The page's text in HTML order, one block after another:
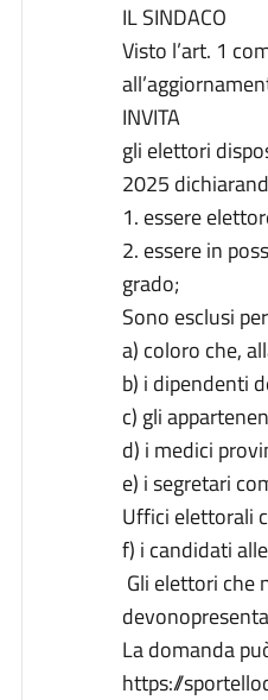
IL SINDACO
Visto l’art. 1
INVITA
gli elettori
2025
1. essere
2. essere in
grado;
Sono esclusi
a) coloro che,
b) i dipendenti
c) gli
d) i medici
e) i segretari
Uffici elettorali
f) i candidati
Gli elettori che
La domanda
https://